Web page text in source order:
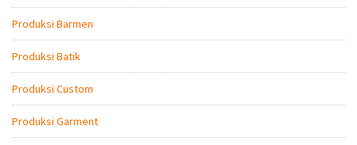
Produksi Barmen
Produksi Batik
Produksi Custom
Produksi Garment